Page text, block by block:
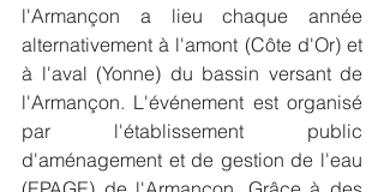
l'Armançon a lieu chaque année
alternativement à l'amont (Côte d'Or) et
à l'aval (Yonne) du bassin versant de
l'Armançon. L'événement est organisé
par l'établissement public
d'aménagement et de gestion de l'eau